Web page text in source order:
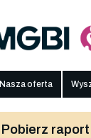
Nasza oferta
Pobierz